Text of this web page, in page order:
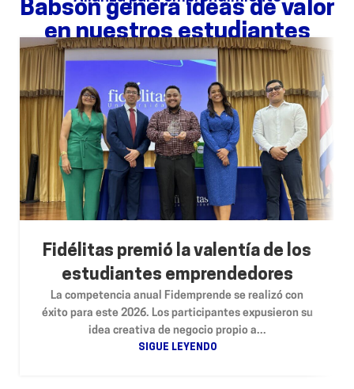
Babson genera ideas de valor
en nuestros estudiantes
Fidélitas premió la valentía de los
estudiantes emprendedores
La competencia anual Fidemprende se realizó con
éxito para este 2026. Los participantes expusieron su
idea creativa de negocio propio a...
SIGUE LEYENDO